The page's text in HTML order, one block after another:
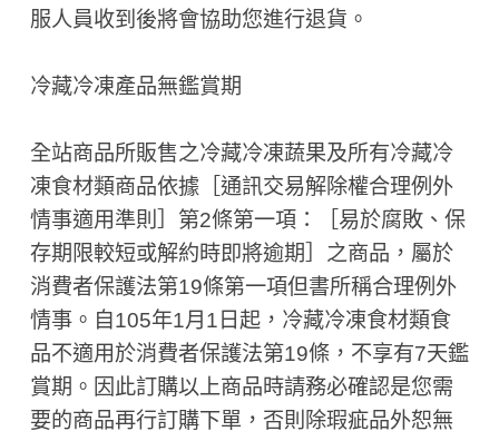
服人員收到後將會協助您進行退貨。
冷藏冷凍產品無鑑賞期
全站商品所販售之冷藏冷凍蔬果及所有冷藏冷
凍食材類商品依據［通訊交易解除權合理例外
情事適用準則］第2條第一項：［易於腐敗、保
存期限較短或解約時即將逾期］之商品，屬於
消費者保護法第19條第一項但書所稱合理例外
情事。自105年1月1日起，冷藏冷凍食材類食
品不適用於消費者保護法第19條，不享有7天鑑
賞期。因此訂購以上商品時請務必確認是您需
要的商品再行訂購下單，否則除瑕疵品外恕無